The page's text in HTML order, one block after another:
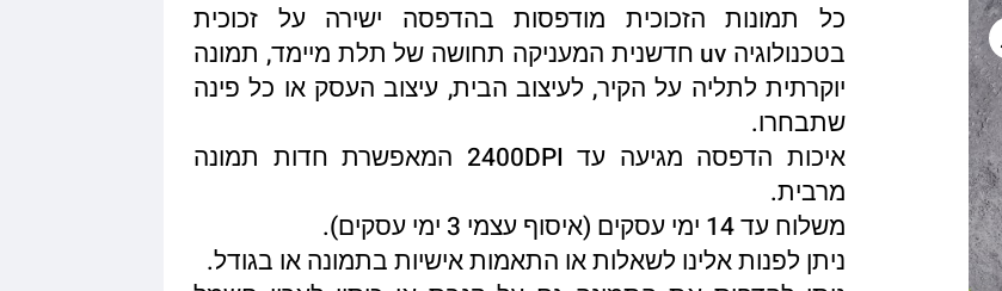
כל תמונות הזכוכית מודפסות בהדפסה ישירה על זכוכית
בטכנולוגיה uv חדשנית המעניקה תחושה של תלת מיימד, תמונה
יוקרתית לתליה על הקיר, לעיצוב הבית, עיצוב העסק או כל פינה
שתבחרו.
איכות הדפסה מגיעה עד 2400DPI המאפשרת חדות תמונה
מרבית.
משלוח עד 14 ימי עסקים (איסוף עצמי 3 ימי עסקים).
ניתן לפנות אלינו לשאלות או התאמות אישיות בתמונה או בגודל.